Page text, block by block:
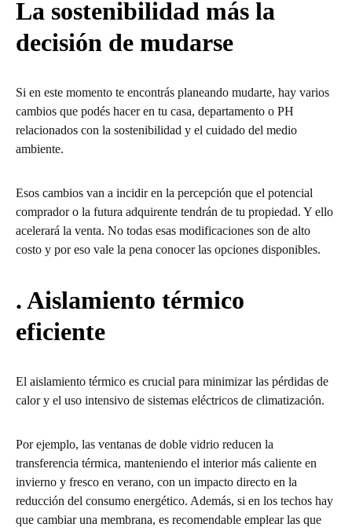
La sostenibilidad más la
decisión de mudarse
Si en este momento te encontrás planeando mudarte, hay varios
cambios que podés hacer en tu casa, departamento o PH
relacionados con la sostenibilidad y el cuidado del medio
ambiente.
Esos cambios van a incidir en la percepción que el potencial
comprador o la futura adquirente tendrán de tu propiedad. Y ello
acelerará la venta. No todas esas modificaciones son de alto
costo y por eso vale la pena conocer las opciones disponibles.
. Aislamiento térmico
eficiente
El aislamiento térmico es crucial para minimizar las pérdidas de
calor y el uso intensivo de sistemas eléctricos de climatización.
Por ejemplo, las ventanas de doble vidrio reducen la
transferencia térmica, manteniendo el interior más caliente en
invierno y fresco en verano, con un impacto directo en la
reducción del consumo energético. Además, si en los techos hay
que cambiar una membrana, es recomendable emplear las que